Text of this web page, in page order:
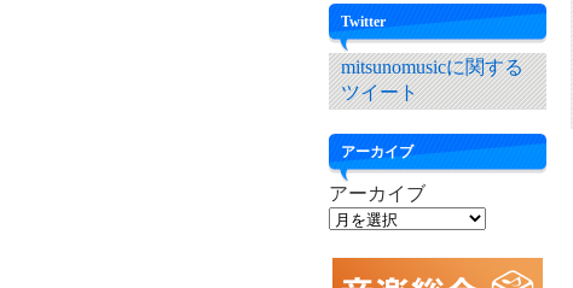
Twitter
mitsunomusicに関する
ツイート
アーカイブ
アーカイブ